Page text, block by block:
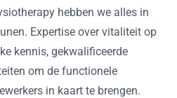
hebben we alles in
Expertise over vitaliteit op
kennis, gekwalificeerde
om de functionele
in kaart te brengen.